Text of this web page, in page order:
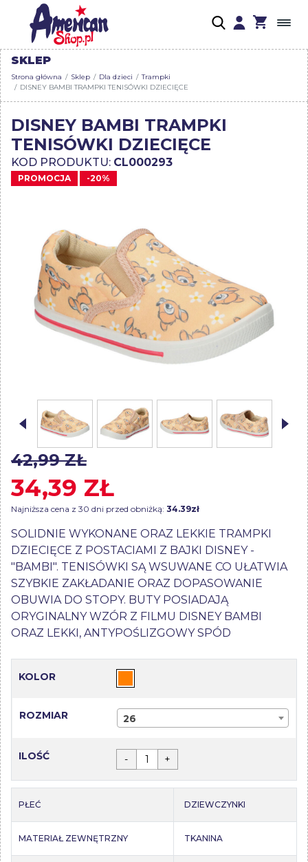
SKLEP
Strona główna Sklep Dla dzieci
Trampki
DISNEY BAMBI TRAMPKI TENISÓWKI DZIECIĘCE
DISNEY BAMBI TRAMPKI
TENISÓWKI DZIECIĘCE
KOD PRODUKTU: CL000293
PROMOCJA -20%
42,99 ZŁ
34,39 ZŁ
Najniższa cena z 30 dni przed obniżką: 34.39zł
SOLIDNIE WYKONANE ORAZ LEKKIE TRAMPKI
DZIECIĘCE Z POSTACIAMI Z BAJKI DISNEY -
"BAMBI". TENISÓWKI SĄ WSUWANE CO UŁATWIA
SZYBKIE ZAKŁADANIE ORAZ DOPASOWANIE
OBUWIA DO STOPY. BUTY POSIADAJĄ
ORYGINALNY WZÓR Z FILMU DISNEY BAMBI
ORAZ LEKKI, ANTYPOŚLIZGOWY SPÓD
KOLOR
ROZMIAR 26
ILOŚĆ - +
PŁEĆ DZIEWCZYNKI
MATERIAŁ ZEWNĘTRZNY TKANINA